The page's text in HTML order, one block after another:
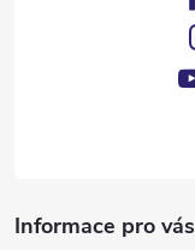
Informace pro vás